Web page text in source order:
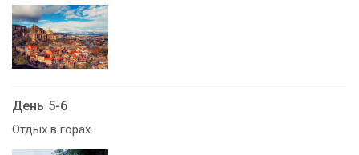
День 5-6
Отдых в горах.